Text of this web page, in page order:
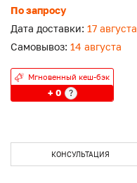
боковое подключение.
По запросу
Дата доставки: 17 августа
Самовывоз: 14 августа
Мгновенный кеш-бэк
+ 0 ?
КОНСУЛЬТАЦИЯ